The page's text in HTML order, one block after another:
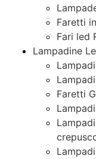
Faretti
Fari led
Lampadine
Faretti